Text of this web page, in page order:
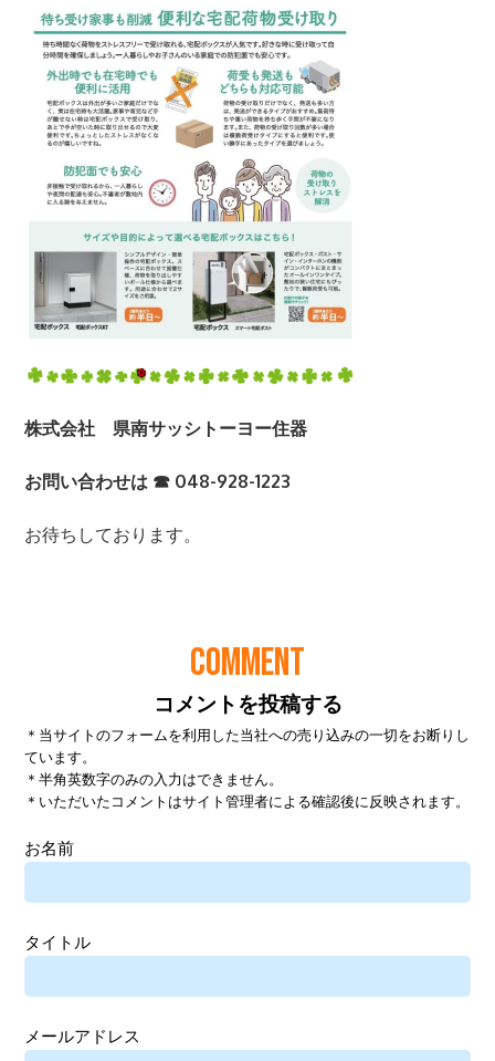
COMMENT
コメントを投稿する
＊当サイトのフォームを利用した当社への売り込みの一切をお断りし
ています。
＊半角英数字のみの入力はできません。
＊いただいたコメントはサイト管理者による確認後に反映されます。
お名前
タイトル
メールアドレス